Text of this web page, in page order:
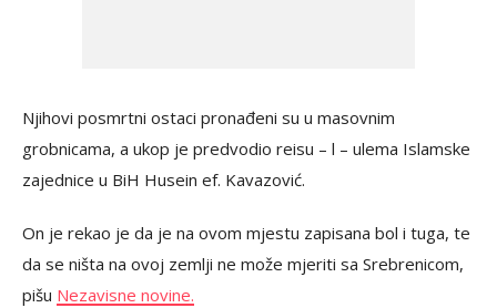
Njihovi posmrtni ostaci pronađeni su u masovnim
grobnicama, a ukop je predvodio reisu – l – ulema Islamske
zajednice u BiH Husein ef. Kavazović.
On je rekao je da je na ovom mjestu zapisana bol i tuga, te
da se ništa na ovoj zemlji ne može mjeriti sa Srebrenicom,
pišu Nezavisne novine.